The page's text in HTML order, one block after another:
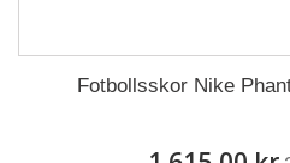
Fotbollsskor Nike